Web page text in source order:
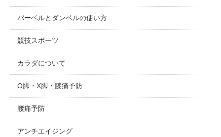
バーベルとダンベルの使い方
競技スポーツ
カラダについて
O脚・X脚・膝痛予防
腰痛予防
アンチエイジング